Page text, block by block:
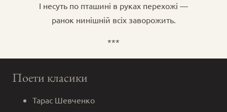
І несуть по пташині в руках перехожі —
ранок нинішній всіх заворожить.
***
Поети класики
Тарас Шевченко